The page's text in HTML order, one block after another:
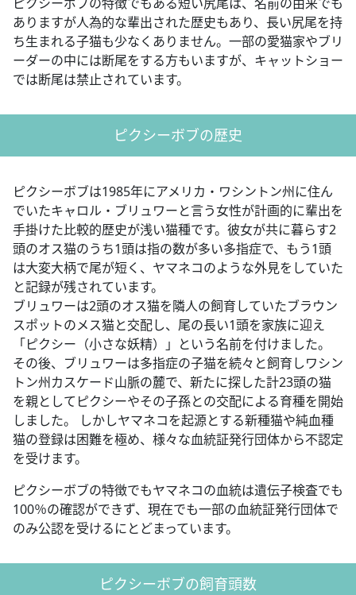
ありますが人為的な輩出された歴史もあり、長い尻尾を持
ち生まれる子猫も少なくありません。一部の愛猫家やブリ
ーダーの中には断尾をする方もいますが、キャットショー
では断尾は禁止されています。
ピクシーボブの歴史
ピクシーボブは1985年にアメリカ・ワシントン州に住ん
でいたキャロル・ブリュワーと言う女性が計画的に輩出を
手掛けた比較的歴史が浅い猫種です。彼女が共に暮らす2
頭のオス猫のうち1頭は指の数が多い多指症で、もう1頭
は大変大柄で尾が短く、ヤマネコのような外見をしていた
と記録が残されています。
ブリュワーは2頭のオス猫を隣人の飼育していたブラウン
スポットのメス猫と交配し、尾の長い1頭を家族に迎え
「ピクシー（小さな妖精）」という名前を付けました。
その後、ブリュワーは多指症の子猫を続々と飼育しワシン
トン州カスケード山脈の麓で、新たに探した計23頭の猫
を親としてピクシーやその子孫との交配による育種を開始
しました。 しかしヤマネコを起源とする新種猫や純血種
猫の登録は困難を極め、様々な血統証発行団体から不認定
を受けます。
ピクシーボブの特徴でもヤマネコの血統は遺伝子検査でも
100％の確認ができず、現在でも一部の血統証発行団体で
のみ公認を受けるにとどまっています。
ピクシーボブの飼育頭数